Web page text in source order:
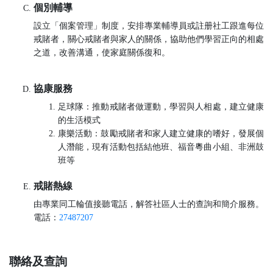
個別輔導
設立「個案管理」制度，安排專業輔導員或註册社工跟進每位
戒賭者，關心戒賭者與家人的關係，協助他們學習正向的相處
之道，改善溝通，使家庭關係復和。
協康服務
足球隊：推動戒賭者做運動，學習與人相處，建立健康
的生活模式
康樂活動：鼓勵戒賭者和家人建立健康的嗜好，發展個
人潛能，現有活動包括結他班、福音粵曲小組、非洲鼓
班等
戒賭熱線
由專業同工輪值接聽電話，解答社區人士的查詢和簡介服務。
電話： 27487207
聯絡及查詢